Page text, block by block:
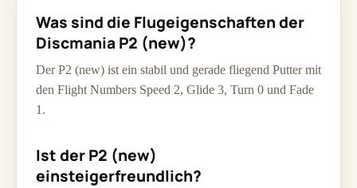
Was sind die Flugeigenschaften der
Discmania P2 (new)?
Der P2 (new) ist ein stabil und gerade fliegend Putter mit
den Flight Numbers Speed 2, Glide 3, Turn 0 und Fade
1.
Ist der P2 (new)
einsteigerfreundlich?